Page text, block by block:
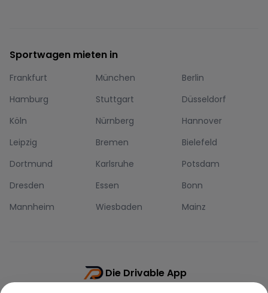
Sportwagen mieten in
Frankfurt München
Berlin
Hamburg
Stuttgart
Düsseldorf
Köln
Nürnberg
Hannover
Leipzig
Bremen
Bielefeld
Dortmund
Karlsruhe
Potsdam
Dresden
Essen
Bonn
Mannheim
Wiesbaden Mainz
Die Drivable App